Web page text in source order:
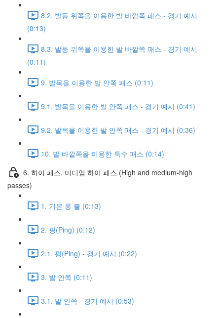
8.2. 발등 위쪽을 이용한 발 바깥쪽 패스 - 경기 예시
(0:13)
8.3. 발등 위쪽을 이용한 발 바깥쪽 패스 - 경기 예시
(0:11)
9. 발목을 이용한 발 안쪽 패스 (0:11)
9.1. 발목을 이용한 발 안쪽 패스 - 경기 예시 (0:41)
9.2. 발목을 이용한 발 안쪽 패스 - 경기 예시 (0:36)
10. 발 바깥쪽을 이용한 특수 패스 (0:14)
6. 하이 패스, 미디엄 하이 패스 (High and medium-high
passes)
1. 기본 롱 볼 (0:13)
2. 핑(Ping) (0:12)
2.1. 핑(Ping) - 경기 예시 (0:22)
3. 발 안쪽 (0:11)
3.1. 발 안쪽 - 경기 예시 (0:53)